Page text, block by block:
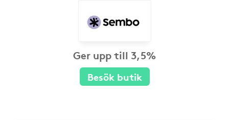
Ger upp till 3,5%
Besök butik